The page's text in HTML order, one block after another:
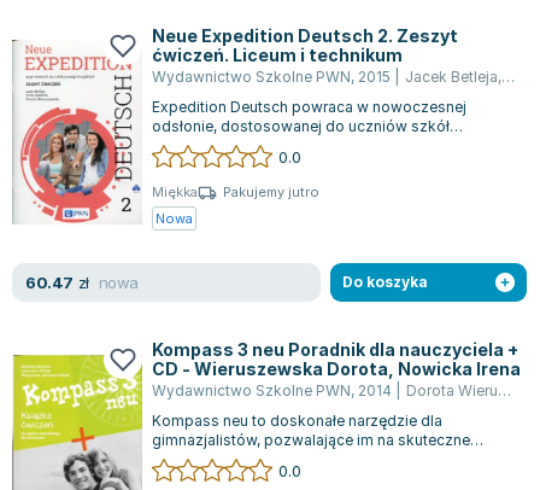
Książki o naukach politycznych dla studentów
Książki do nauk przyrodniczych dla studentów
Książki do nauk społecznych dla studentów
Książki do nauk ścisłych dla studentów
Prawo - książki dla studentów
Technologia żywności - książki
Zarządzanie i marketing - książki
Podręczniki dla nauczycieli - metodyka
Bolesław Prus
Clive Cussler
Wanda Chotomska
Józef Ignacy Kraszewski
Clive Staples Lewis
Martyna Wojciechowska
Melissa De la Cruz
Jaś Kapela
Witold Gadowski
Jan Pietrzak
Marcin Kowalczyk
Piotr Zychowicz
Joanna Jabłczyńska
Neue Expedition Deutsch 2. Zeszyt
ćwiczeń. Liceum i technikum
Wydawnictwo Szkolne PWN, 2015 Jacek Betleja,
Expedition Deutsch powraca w nowoczesnej
odsłonie, dostosowanej do uczniów szkół
ponadgimnazjalnych, zarówno tych zaczynających,
j...
0.0
Miękka
Pakujemy jutro
Nowa
60.47 zł nowa Do koszyka
Kompass 3 neu Poradnik dla nauczyciela +
CD - Wieruszewska Dorota, Nowicka Irena
Wydawnictwo Szkolne PWN, 2014
Dorota Wieruszewska
Kompass neu to doskonałe narzędzie dla
gimnazjalistów, pozwalające im na skuteczne
porozumiewanie się w języku niemieckim w
różnor...
0.0